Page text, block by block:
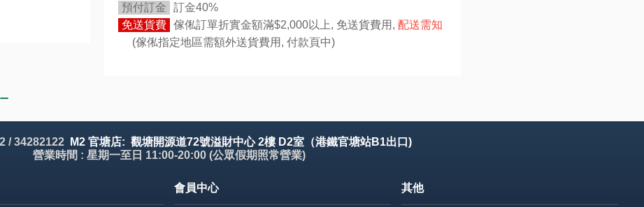
預付訂金
訂金40%
免送貨費 傢俬訂單折實金額滿$2,000以上, 免送貨費用, 配送需知
(傢俬指定地區需額外送貨費用, 付款頁中)
/ 34282122
M2 官塘店: 觀塘開源道72號溢財中心 2樓 D2室（港鐵官塘站B1出口)
營業時間 : 星期一至日 11:00-20:00 (公眾假期照常營業)
會員中心 其他